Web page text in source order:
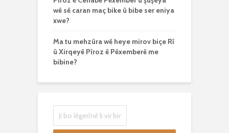
wê sê caran maç bike û bibe ser eniya
xwe?
Ma tu mehzûra wê heye mirov biçe Rî
û Xirqeyê Pîroz ê Pêxemberê me
bibine?